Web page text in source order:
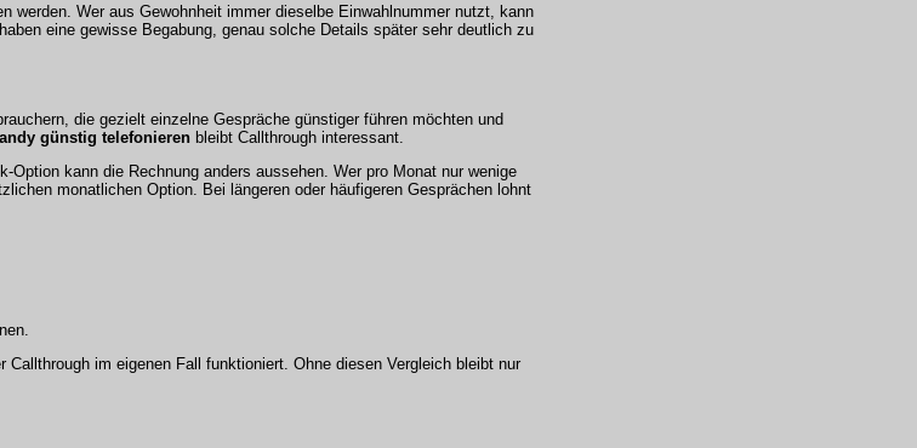
werden. Wer aus Gewohnheit immer dieselbe Einwahlnummer nutzt, kann
eine gewisse Begabung, genau solche Details später sehr deutlich zu
die gezielt einzelne Gespräche günstiger führen möchten und
günstig telefonieren bleibt Callthrough interessant.
kann die Rechnung anders aussehen. Wer pro Monat nur wenige
monatlichen Option. Bei längeren oder häufigeren Gesprächen lohnt
Callthrough im eigenen Fall funktioniert. Ohne diesen Vergleich bleibt nur